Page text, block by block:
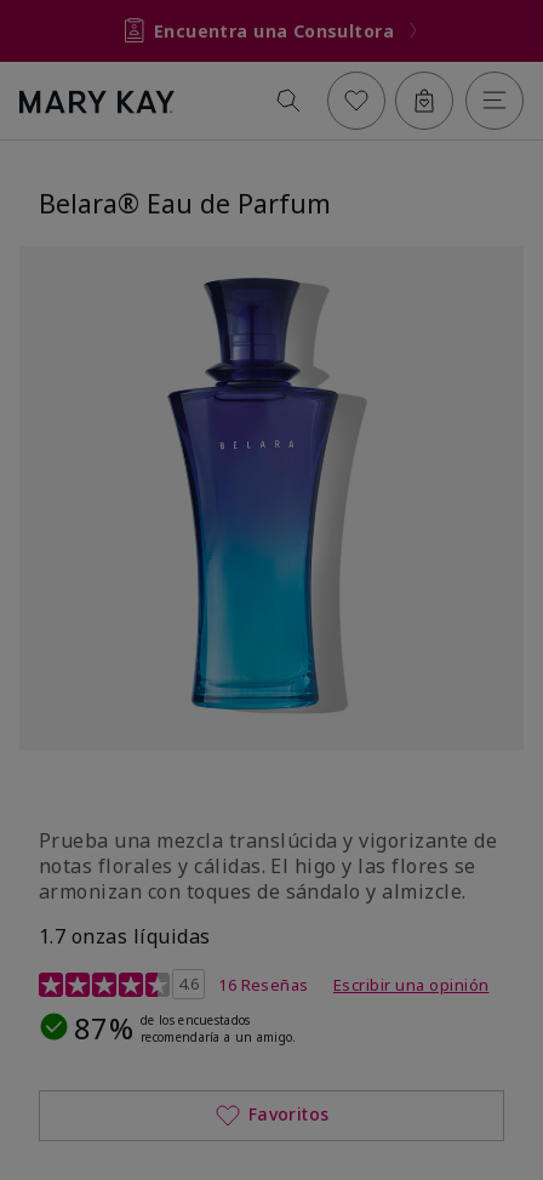
Encuentra una Consultora
Belara® Eau de Parfum
Prueba una mezcla translúcida y vigorizante de
notas florales y cálidas. El higo y las flores se
armonizan con toques de sándalo y almizcle.
1.7 onzas líquidas
Calificación de clientes de 4,5 de 5
4.6 16 Reseñas Escribir una opinión
87% de los encuestados
recomendaría a un amigo.
Favoritos